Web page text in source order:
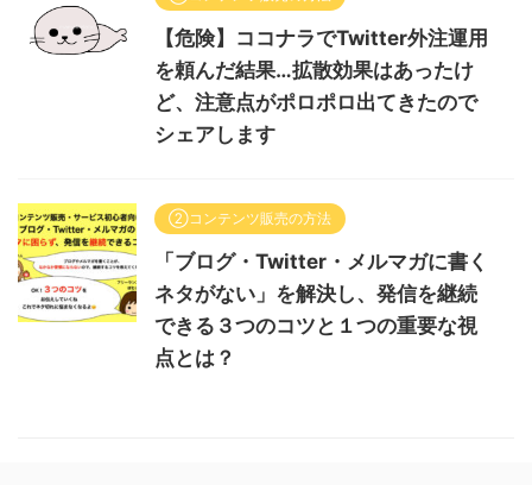
【危険】ココナラでTwitter外注運用
を頼んだ結果…拡散効果はあったけ
ど、注意点がポロポロ出てきたので
シェアします
②コンテンツ販売の方法
「ブログ・Twitter・メルマガに書く
ネタがない」を解決し、発信を継続
できる３つのコツと１つの重要な視
点とは？